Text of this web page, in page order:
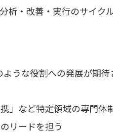
析・改善・実行のサイク
うな役割への発展が期待
」など特定領域の専門体
リードを担う